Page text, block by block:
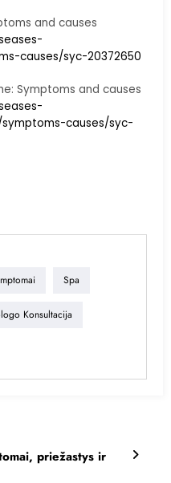
and causes
causes/syc-20372650
Symptoms and causes
causes/syc-
Spa
Konsultacija
priežastys ir